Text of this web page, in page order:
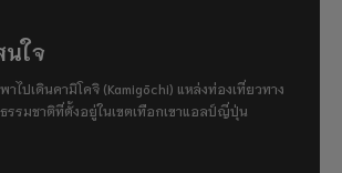
นใจ
พาไปเดินคามิโคจิ (Kamigōchi) แหล่งท่องเที่ยวทาง
ธรรมชาติที่ตั้งอยู่ในเขตเทือกเขาแอลป์ญี่ปุ่น